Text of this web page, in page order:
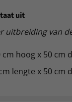
uit
uitbreiding van
cm hoog x 50 cm
lengte x 50 cm